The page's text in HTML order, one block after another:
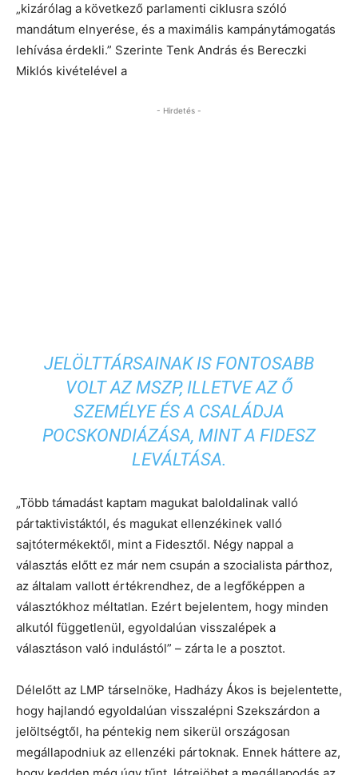
„kizárólag a következő parlamenti ciklusra szóló
mandátum elnyerése, és a maximális kampánytámogatás
lehívása érdekli.” Szerinte Tenk András és Bereczki
Miklós kivételével a
- Hirdetés -
JELÖLTTÁRSAINAK IS FONTOSABB
VOLT AZ MSZP, ILLETVE AZ Ő
SZEMÉLYE ÉS A CSALÁDJA
POCSKONDIÁZÁSA, MINT A FIDESZ
LEVÁLTÁSA.
„Több támadást kaptam magukat baloldalinak valló
pártaktivistáktól, és magukat ellenzékinek valló
sajtótermékektől, mint a Fidesztől. Négy nappal a
választás előtt ez már nem csupán a szocialista párthoz,
az általam vallott értékrendhez, de a legfőképpen a
választókhoz méltatlan. Ezért bejelentem, hogy minden
alkutól függetlenül, egyoldalúan visszalépek a
választáson való indulástól” – zárta le a posztot.
Délelőtt az LMP társelnöke, Hadházy Ákos is bejelentette,
hogy hajlandó egyoldalúan visszalépni Szekszárdon a
jelöltségtől, ha péntekig nem sikerül országosan
megállapodniuk az ellenzéki pártoknak. Ennek háttere az,